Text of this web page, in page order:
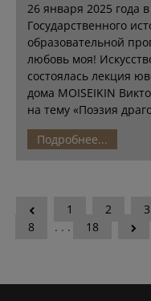
26 января 2025 года
Государственного
образовательной
любовь моя!
состоялась лекция
дома MOISEIKIN
на тему «Поэзия
Подробнее...
1 2 3
8
. . . 18